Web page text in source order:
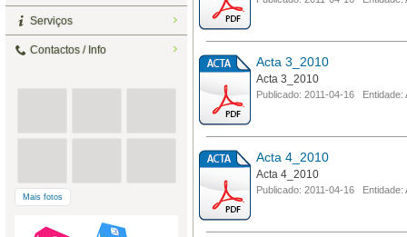
Serviços
Contactos / Info
Mais fotos
Acta 3_2010
Acta 3_2010
Publicado: 2011-04-16 Entidade:
Acta 4_2010
Acta 4_2010
Publicado: 2011-04-16 Entidade: